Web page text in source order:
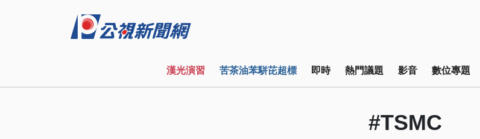
漢光演習 苦茶油苯駢芘超標 即時 熱門議題 影音 數位專題
#TSMC